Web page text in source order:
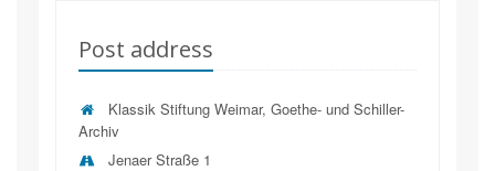
Post address
Klassik Stiftung Weimar, Goethe- und Schiller-
Archiv
Jenaer Straße 1